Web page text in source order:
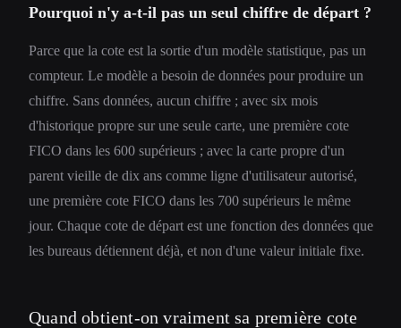
Pourquoi n'y a-t-il pas un seul chiffre de départ ?
Parce que la cote est la sortie d'un modèle statistique, pas un
compteur. Le modèle a besoin de données pour produire un
chiffre. Sans données, aucun chiffre ; avec six mois
d'historique propre sur une seule carte, une première cote
FICO dans les 600 supérieurs ; avec la carte propre d'un
parent vieille de dix ans comme ligne d'utilisateur autorisé,
une première cote FICO dans les 700 supérieurs le même
jour. Chaque cote de départ est une fonction des données que
les bureaus détiennent déjà, et non d'une valeur initiale fixe.
Quand obtient-on vraiment sa première cote